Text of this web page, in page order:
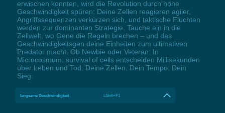
erwischen konnten, wird die Revolution durch hohe
Geschwindigkeit spüren: Deine Zellen reagieren agiler,
Angriffssequenzen verkürzen sich, und taktische Fluchten
werden zur dominanten Strategie. Tauche ein in die
Zellwelt, wo Gene die Regeln brechen – und das
Geschwindigkeitsgen deine Einheiten zum ultimativen
Predator macht. Ob Newbie oder Veteran: In
Microcosmum: survival of cells entscheiden Millisekunden
über Leben und Tod. Deine Zellen. Dein Tempo. Dein
Sieg.
langsame Geschwindigkeit LShift+F1